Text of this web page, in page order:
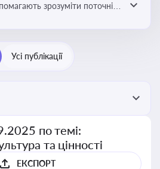
зрозуміти поточні
Усі публікації
по темі:
та цінності
ЕКСПОРТ